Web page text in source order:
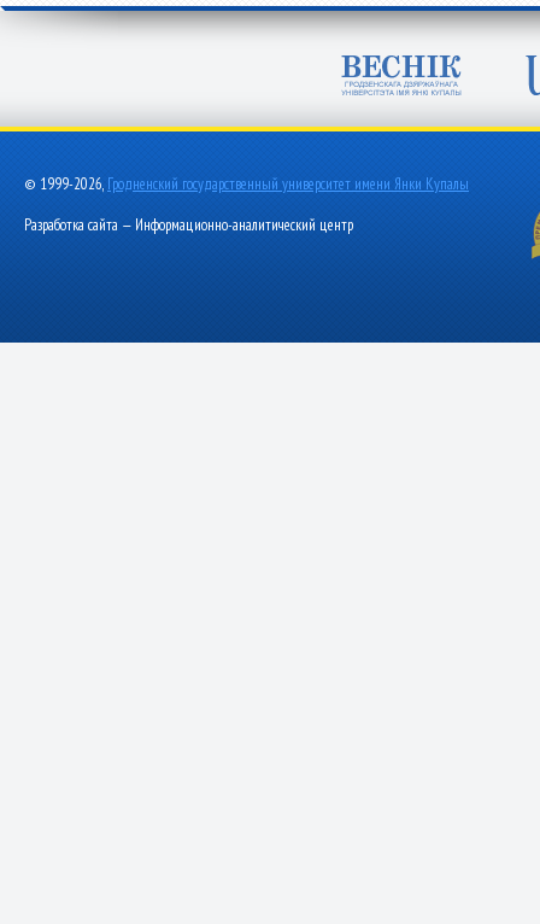
© 1999-2026, Гродненский государственный университет имени Янки Купалы
Разработка сайта — Информационно-аналитический центр